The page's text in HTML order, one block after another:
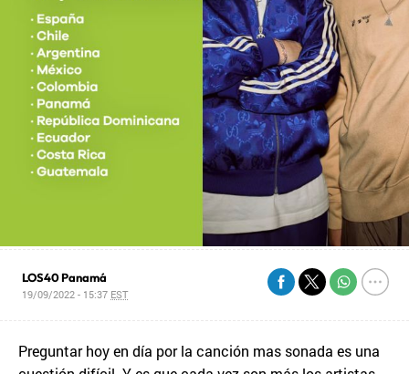
LOS40 Panamá
19/09/2022 - 15:37 EST
Preguntar hoy en día por la canción mas sonada es una